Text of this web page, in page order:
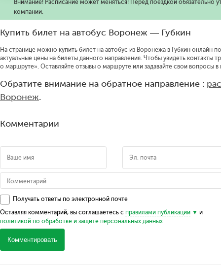
Внимание! Расписание может меняться! Перед поездкой обязательно
компании.
Купить билет на автобус Воронеж — Губкин
На странице можно купить билет на автобус из Воронежа в Губкин онлайн
актуальные цены на билеты данного направления. Чтобы увидеть контакты
о маршруте». Оставляйте отзывы о маршруте или задавайте свои вопросы
Обратите внимание на обратное направление :
Воронеж.
Комментарии
Получать ответы по электронной почте
Оставляя комментарий, вы соглашаетесь с правилами публикации
и
политикой по обработке и защите персональных данных
Комментировать